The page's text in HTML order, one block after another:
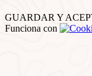
GUARDAR Y
Funciona con